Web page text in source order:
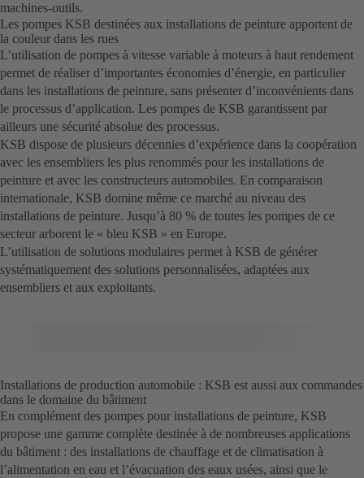
machines-outils.
Les pompes KSB destinées aux installations de peinture apportent de
la couleur dans les rues
L’utilisation de pompes à vitesse variable à moteurs à haut rendement
permet de réaliser d’importantes économies d’énergie, en particulier
dans les installations de peinture, sans présenter d’inconvénients dans
le processus d’application. Les pompes de KSB garantissent par
ailleurs une sécurité absolue des processus.
KSB dispose de plusieurs décennies d’expérience dans la coopération
avec les ensembliers les plus renommés pour les installations de
peinture et avec les constructeurs automobiles. En comparaison
internationale, KSB domine même ce marché au niveau des
installations de peinture. Jusqu’à 80 % de toutes les pompes de ce
secteur arborent le « bleu KSB » en Europe.
L’utilisation de solutions modulaires permet à KSB de générer
systématiquement des solutions personnalisées, adaptées aux
ensembliers et aux exploitants.
Installations de production automobile : KSB est aussi aux commandes
dans le domaine du bâtiment
En complément des pompes pour installations de peinture, KSB
propose une gamme complète destinée à de nombreuses applications
du bâtiment : des installations de chauffage et de climatisation à
l’alimentation en eau et l’évacuation des eaux usées, ainsi que le